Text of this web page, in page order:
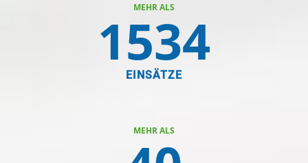
MEHR ALS
1534
EINSÄTZE
MEHR ALS